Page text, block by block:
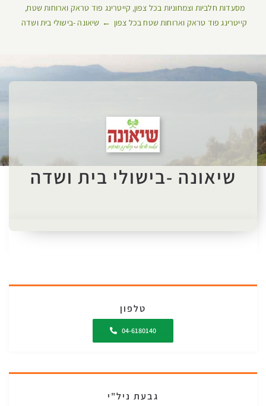
מסעדות חלביות וצמחוניות בכל צפון קייטרינג פוד טראק וארוחות שטח
קייטרינג פוד טראק וארוחות שטח בכל צפון
שיאונה -בישולי בית ושדה
שיאונה -בישולי בית ושדה
טלפון
04-6180140
גבעת ניל"י